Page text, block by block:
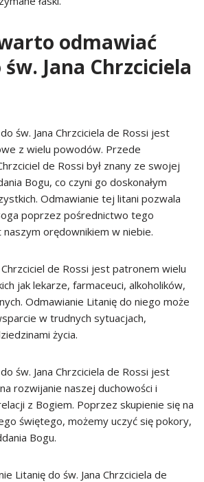
odmawiać
Jana Chrzciciela
św. Jana Chrzciciela de Rossi jest
z wielu powodów. Przede
de Rossi był znany ze swojej
Bogu, co czyni go doskonałym
Odmawianie tej litani pozwala
poprzez pośrednictwo tego
orędownikiem w niebie.
de Rossi jest patronem wielu
jak lekarze, farmaceuci, alkoholików,
Odmawianie Litanię do niego może
w trudnych sytuacjach,
życia.
św. Jana Chrzciciela de Rossi jest
rozwijanie naszej duchowości i
z Bogiem. Poprzez skupienie się na
świętego, możemy uczyć się pokory,
Bogu.
Litanię do św. Jana Chrzciciela de